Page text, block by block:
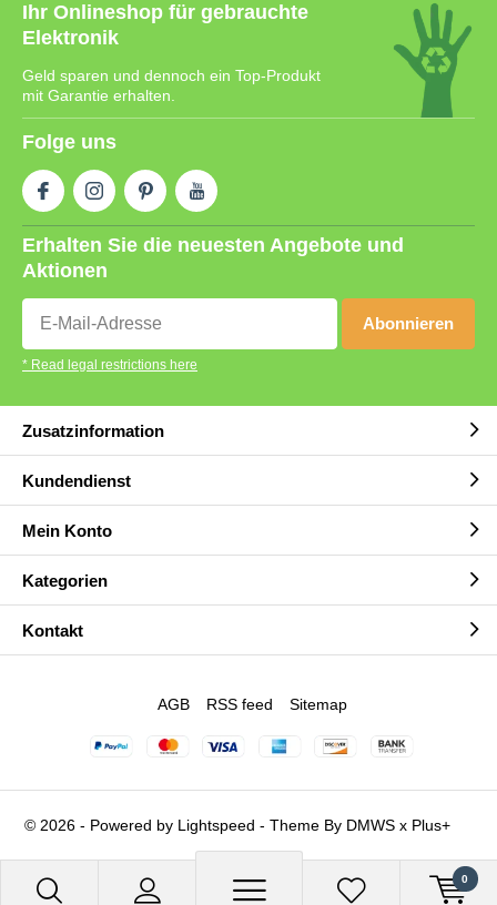
0
Ihr Onlineshop für gebrauchte
Elektronik
Geld sparen und dennoch ein Top-Produkt
mit Garantie erhalten.
Folge uns
Erhalten Sie die neuesten Angebote und
Aktionen
Abonnieren
* Read legal restrictions here
Zusatzinformation
Kundendienst
Mein Konto
Kategorien
Kontakt
© 2026 - Powered by Lightspeed - Theme By DMWS x Plus+
AGB RSS feed Sitemap